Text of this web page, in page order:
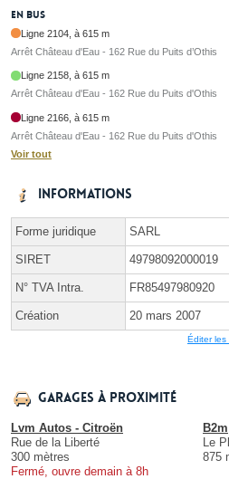
En bus
Ligne 2104, à 615 m
Arrêt Château d'Eau - 162 Rue du Puits d’Othis
Ligne 2158, à 615 m
Arrêt Château d'Eau - 162 Rue du Puits d'Othis
Ligne 2166, à 615 m
Arrêt Château d'Eau - 162 Rue du Puits d'Othis
Voir tout
Informations
Forme juridique SARL
SIRET 49798092000019
N° TVA Intra. FR85497980920
Création 20 mars 2007
Éditer les
Garages à proximité
Lvm Autos - Citroën
Rue de la Liberté
300 mètres
Fermé, ouvre demain à 8h
B2m
Le
875